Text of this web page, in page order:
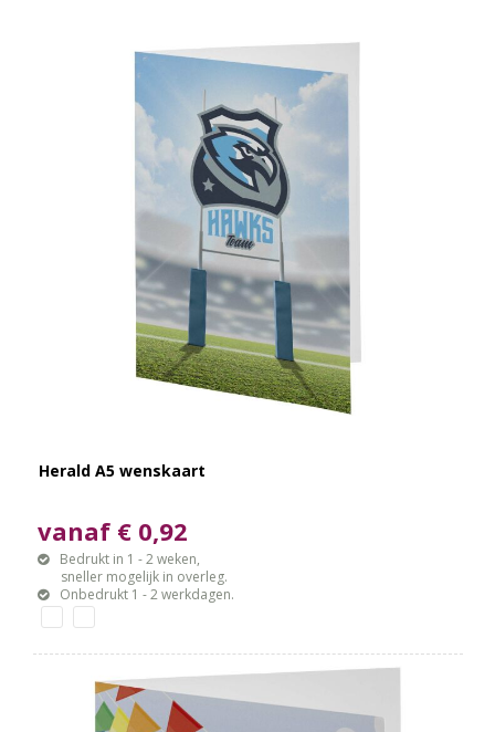
Herald A5 wenskaart
vanaf € 0,92
Bedrukt in 1 - 2 weken,
sneller mogelijk in overleg.
Onbedrukt 1 - 2 werkdagen.